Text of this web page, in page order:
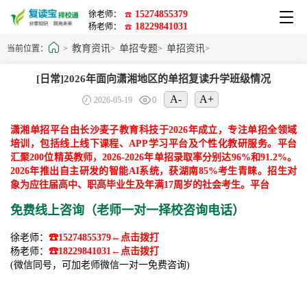
徐老师： ☎ 15274855379
杨老师： ☎ 18229841031
当前位置： > 教育资讯> 单招专题> 单招资讯>
[日常]2026年面向潇湘地区的单招复读升学班级情况
2026-05-19 0 A- A+
潇湘单招平台由长沙麦子教育科技于2026年成立，专注单招全领域
培训，包括线上线下课程、APP学习平台及个性化教研服务。平台
汇聚200位精英教师，2026-2026年单招录取率分别达96%和91.2%。
2026年推出自主研发的智能AI系统，获湖南85%考生青睐。招生对
象为应往届高中、职高毕业生及年满17周岁的社会考生。平台
免费线上咨询（老师一对一择校咨询电话）
徐老师： ☎15274855379←点击拨打
杨老师： ☎18229841031←点击拨打
(微信同号，可加老师微信一对一免费咨询)